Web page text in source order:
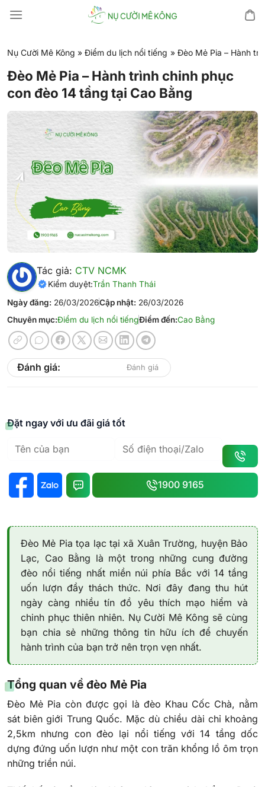
đến
dung
Nụ Cười Mê Kông » Điểm du lịch nổi tiếng » Đèo Mẻ Pia – Hành
Đèo Mẻ Pia – Hành trình chinh phục
con đèo 14 tầng tại Cao Bằng
Tác giả: CTV NCMK
Kiểm duyệt:Trần Thanh Thái
Ngày đăng: 26/03/2026Cập nhật: 26/03/2026
Chuyên mục:Điểm du lịch nổi tiếngĐiểm đến:Cao Bằng
Đánh giá: Đánh giá
Đặt ngay với ưu đãi giá tốt
1900 9165
Đèo Mẻ Pia tọa lạc tại xã Xuân Trường, huyện Bảo
Lạc, Cao Bằng là một trong những cung đường
đèo nổi tiếng nhất miền núi phía Bắc với 14 tầng
uốn lượn đầy thách thức. Nơi đây đang thu hút
ngày càng nhiều tín đồ yêu thích mạo hiểm và
chinh phục thiên nhiên. Nụ Cười Mê Kông sẽ cùng
bạn chia sẻ những thông tin hữu ích để chuyến
hành trình của bạn trở nên trọn vẹn nhất.
Tổng quan về đèo Mẻ Pia
Đèo Mẻ Pia còn được gọi là đèo Khau Cốc Chà, nằm
sát biên giới Trung Quốc. Mặc dù chiều dài chỉ khoảng
2,5km nhưng con đèo lại nổi tiếng với 14 tầng dốc
dựng đứng uốn lượn như một con trăn khổng lồ ôm trọn
những triền núi.